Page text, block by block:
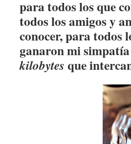
para todos los que
todos los amigos y
conocer, para todos
ganaron mi
kilobytes que